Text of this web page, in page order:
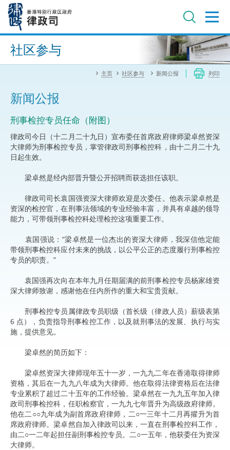
内
进阶搜寻
社区参与
主页 社区参与 新闻公报 列印
新闻公报
刑事检控专员任命（附图）
律政司今日（十二月二十九日）宣布委任首席政府律师梁卓然资深
大律师为刑事检控专员，掌管律政司刑事检控科，由十二月二十九
日起生效。
梁卓然是经内部晋升暨公开招聘而获选担任该职。
律政司司长袁国强资深大律师欢迎是次委任。他表示梁卓然是
资深的检控官，在刑事法领域的专业经验丰富，并具有卓越的领导
能力，可带领刑事检控科处理检控这项重要工作。
袁国强说：“梁卓然是一位杰出的资深大律师，我深信他定能
带领刑事检控科应付未来的挑战，以公平公正的态度履行刑事检控
专员的职责。”
袁国强再次向在本年九月任期届满的前刑事检控专员杨家雄资
深大律师致谢，感谢他在任内所作的重大和宝贵贡献。
刑事检控专员属律政专员职级（首长级（律政人员）薪级表第
6 点），负责指导刑事检控工作，以及就刑事法的发展、执行与实
施，提供意见。
梁卓然的简历如下：
梁卓然资深大律师现年五十一岁，一九九二年在香港取得律师
资格，其后在一九九八年成为大律师。他在取得法律资格后在法律
专业累积了超过二十五年的工作经验。梁卓然在一九九五年加入律
政司刑事检控科，任职检察官，一九九七年晋升为高级政府律师。
他在二○○九年成为副首席政府律师，二○一三年十二月再擢升为首
席政府律师。梁卓然自加入律政司以来，一直在刑事检控科工作，
由二○一二年起担任副刑事检控专员。二○一五年，他获委任为资深
大律师。